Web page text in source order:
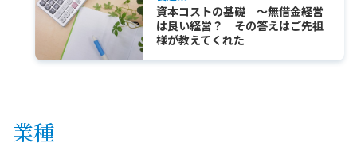
資本コストの基礎 ～無借金経営
は良い経営？ その答えはご先祖
様が教えてくれた
業種